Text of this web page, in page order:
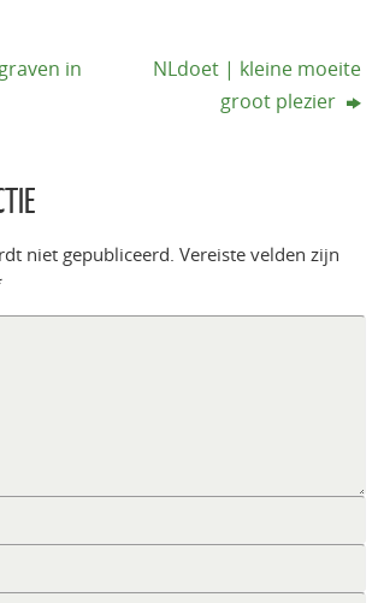
in
NLdoet | kleine moeite
groot plezier
niet gepubliceerd. Vereiste velden zijn